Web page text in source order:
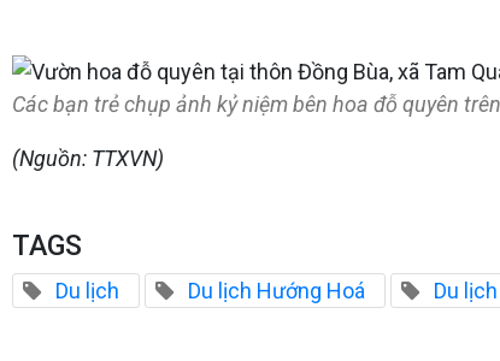
Các bạn trẻ chụp ảnh kỷ niệm bên hoa đỗ quyên
(Nguồn: TTXVN)
TAGS
Du lịch Du lịch Hướng Hoá Du